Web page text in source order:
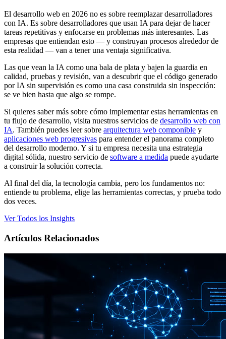
El desarrollo web en 2026 no es sobre reemplazar desarrolladores
con IA. Es sobre desarrolladores que usan IA para dejar de hacer
tareas repetitivas y enfocarse en problemas más interesantes. Las
empresas que entiendan esto — y construyan procesos alrededor de
esta realidad — van a tener una ventaja significativa.
Las que vean la IA como una bala de plata y bajen la guardia en
calidad, pruebas y revisión, van a descubrir que el código generado
por IA sin supervisión es como una casa construida sin inspección:
se ve bien hasta que algo se rompe.
Si quieres saber más sobre cómo implementar estas herramientas en
tu flujo de desarrollo, visita nuestros servicios de desarrollo web con
IA. También puedes leer sobre arquitectura web componible y
aplicaciones web progresivas para entender el panorama completo
del desarrollo moderno. Y si tu empresa necesita una estrategia
digital sólida, nuestro servicio de software a medida puede ayudarte
a construir la solución correcta.
Al final del día, la tecnología cambia, pero los fundamentos no:
entiende tu problema, elige las herramientas correctas, y prueba todo
dos veces.
Ver Todos los Insights
Artículos Relacionados